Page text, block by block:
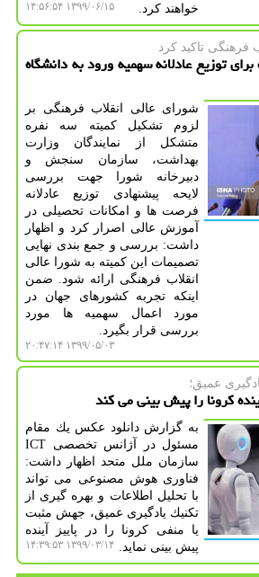
خواهند كرد.
۱۳۹۹/۰۶/۱۵ ۱۴:۵۶:۵۴
فرهنگی تاكید كرد
توزیع عادلانه سهمیه ورود به دانشگاه
شورای عالی انقلاب فرهنگی بر
لزوم تشكیل كمیته سه نفره
متشكل از نمایندگان وزارت
بهداشت، سازمان سنجش و
دبیرخانه شورا جهت بررسی
لایحه پیشنهادی توزیع عادلانه
فرصت ها و امكانات تحصیلی در
آموزش عالی اصرار كرد و اظهار
داشت: بررسی و جمع بندی نهایی
تصمیمات این كمیته به شورا عالی
انقلاب فرهنگی ارائه شود. ضمن
اینكه تجربه كشورهای جهان در
مورد اعمال سهمیه ها مورد
بررسی قرار بگیرد.
۱۳۹۹/۰۵/۰۳ ۲۰:۴۷:۱۴
عمیق؛
كرونا را پیش بینی می كند
به گزارش دانلود عكس یك مقام
مسئول در آژانس تخصصی ICT
سازمان ملل متحد اظهار داشت:
فناوری هوش مصنوعی می تواند
با تحلیل اطلاعات و بهره­ گیری از
تكنیك­ یادگیری عمیق، جهش مثبت
یا منفی كرونا را در پاییز آینده
پیش بینی نماید. ۱۳۹۹/۰۳/۱۴ ۱۴:۳۹:۵۳